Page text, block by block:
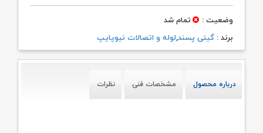
وضعیت :
تمام شد
برند : گیتی پسند,لوله و اتصالات نیوپایپ
درباره محصول مشخصات فنی نظرات